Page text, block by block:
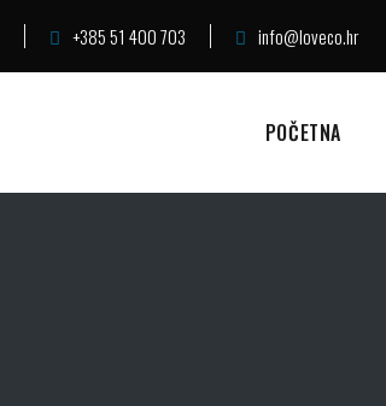
+385 51 400 703 info@loveco.hr
POČETNA